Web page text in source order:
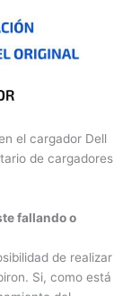
de
de
Inspiron. Si,
al